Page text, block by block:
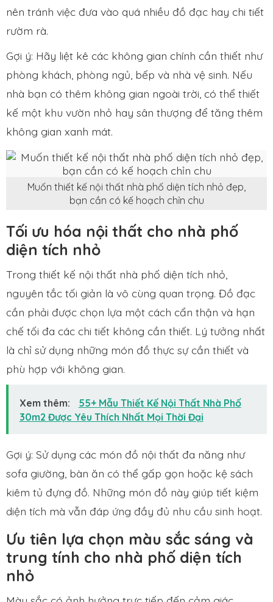
nên tránh việc đưa vào quá nhiều đồ đạc hay chi tiết
rườm rà.
Gợi ý: Hãy liệt kê các không gian chính cần thiết như
phòng khách, phòng ngủ, bếp và nhà vệ sinh. Nếu
nhà bạn có thêm không gian ngoài trời, có thể thiết
kế một khu vườn nhỏ hay sân thượng để tăng thêm
không gian xanh mát.
Muốn thiết kế nội thất nhà phố diện tích nhỏ đẹp,
bạn cần có kế hoạch chỉn chu
Tối ưu hóa nội thất cho nhà phố
diện tích nhỏ
Trong thiết kế nội thất nhà phố diện tích nhỏ,
nguyên tắc tối giản là vô cùng quan trọng. Đồ đạc
cần phải được chọn lựa một cách cẩn thận và hạn
chế tối đa các chi tiết không cần thiết. Lý tưởng nhất
là chỉ sử dụng những món đồ thực sự cần thiết và
phù hợp với không gian.
Xem thêm:
55+ Mẫu Thiết Kế Nội Thất Nhà Phố
30m2 Được Yêu Thích Nhất Mọi Thời Đại
Gợi ý: Sử dụng các món đồ nội thất đa năng như
sofa giường, bàn ăn có thể gấp gọn hoặc kệ sách
kiêm tủ đựng đồ. Những món đồ này giúp tiết kiệm
diện tích mà vẫn đáp ứng đầy đủ nhu cầu sinh hoạt.
Ưu tiên lựa chọn màu sắc sáng và
trung tính cho nhà phố diện tích
nhỏ